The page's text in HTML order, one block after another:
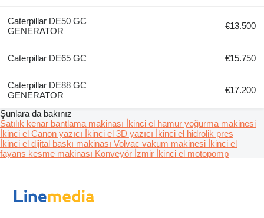
Caterpillar DE50 GC
GENERATOR
€13.500
Caterpillar DE65 GC €15.750
Caterpillar DE88 GC
GENERATOR
€17.200
Şunlara da bakınız
Satılık kenar bantlama makinası İkinci el hamur yoğurma makinesi
İkinci el Canon yazıcı İkinci el 3D yazıcı İkinci el hidrolik pres
İkinci el dijital baskı makinası Volvac vakum makinesi İkinci el
fayans kesme makinası Konveyör İzmir İkinci el motopomp